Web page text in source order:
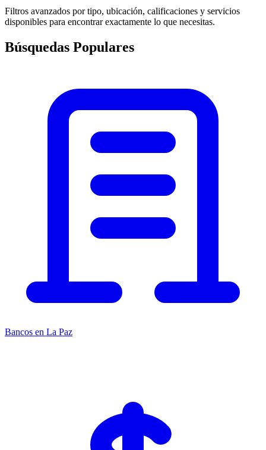
Filtros avanzados por tipo, ubicación, calificaciones y servicios
disponibles para encontrar exactamente lo que necesitas.
Búsquedas Populares
Bancos en La Paz